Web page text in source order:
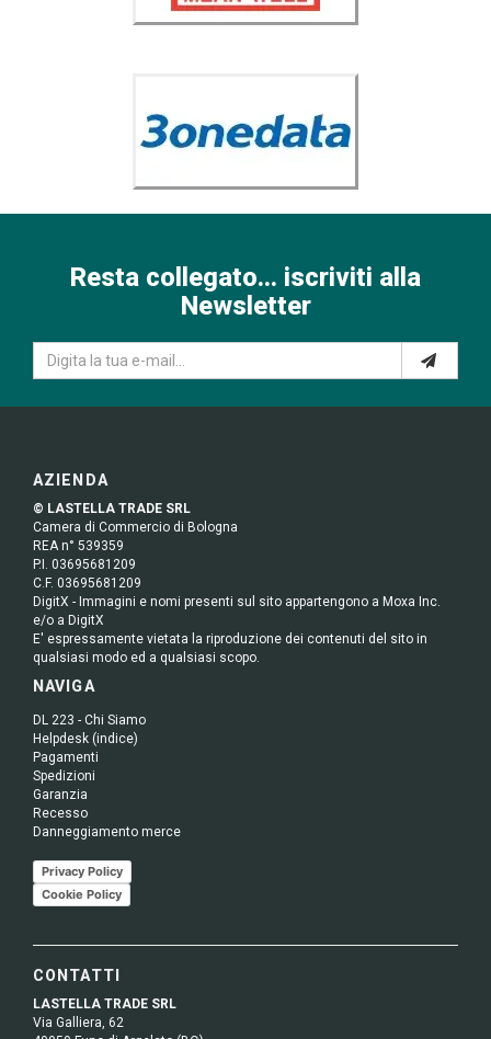
Resta collegato... iscriviti alla
Newsletter
AZIENDA
© LASTELLA TRADE SRL
Camera di Commercio di Bologna
REA n° 539359
P.I. 03695681209
C.F. 03695681209
DigitX - Immagini e nomi presenti sul sito appartengono a Moxa Inc.
e/o a DigitX
E' espressamente vietata la riproduzione dei contenuti del sito in
qualsiasi modo ed a qualsiasi scopo.
NAVIGA
DL 223 - Chi Siamo
Helpdesk (indice)
Pagamenti
Spedizioni
Garanzia
Recesso
Danneggiamento merce
Privacy Policy
Cookie Policy
CONTATTI
LASTELLA TRADE SRL
Via Galliera, 62